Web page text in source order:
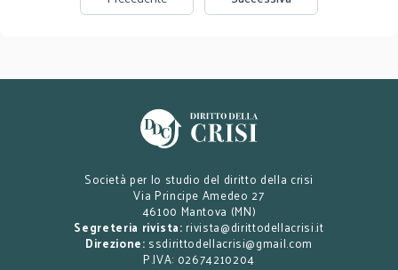
Società per lo studio del diritto della crisi
Via Principe Amedeo 27
46100 Mantova (MN)
Segreteria rivista: rivista@dirittodellacrisi.it
Direzione: ssdirittodellacrisi@gmail.com
P.IVA: 02674210204